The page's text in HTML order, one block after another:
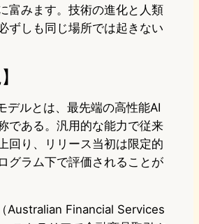
富みます。技術の進化と人類
ずしも同じ場所では起きない
デルとは、最先端の高性能AI
である。汎用的な能力で従来
回り、リリース当初は限定的
グラム下で評価されることが
Australian Financial Services